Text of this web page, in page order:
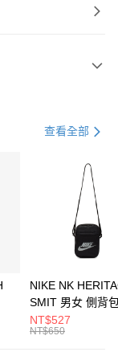
21家銀行
查看全部
NIKE NK
SMIT 男女 側背
BA5871010
NT$527
NT$650